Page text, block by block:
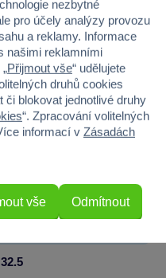
Mattel
Mattel
Barbie
3
32.5
nezbytné
pro účely analýzy provozu
a reklamy. Informace
našimi reklamními
Přijmout vše“ udělujete
druhů cookies
či blokovat jednotlivé druhy
“. Zpracování volitelných
informací v Zásadách
Odmítnout
vše